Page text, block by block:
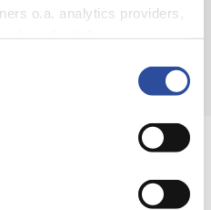
o.a. analytics providers,
Je kunt je keuze op
de
Privacyverklaring
DAop: